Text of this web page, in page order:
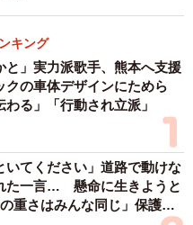
に野太い声を上げ、大き
サポーターが、「こし
いった歌詞とともに集
く回ったりしている光景
すぎてもう。尊いわ。」
てこなかったのに
wwwwwwwww」「新し
友達の皆様に敬意」と称
キング
と」実力派歌手、熊本へ支援
の車体デザインにためら
る」「行動され立派」
いてください」道路で動けな
た一言… 懸命に生きようと
重さはみんな同じ」保護団